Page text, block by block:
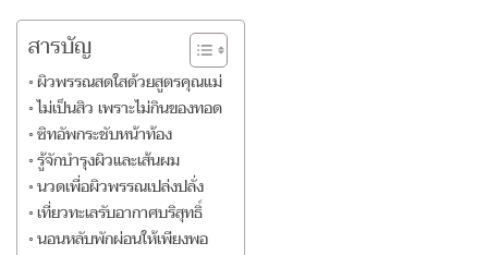
สารบัญ
ผิวพรรณสดใสด้วยสูตรคุณแม่
ไม่เป็นสิว เพราะไม่กินของทอด
ซิทอัพกระชับหน้าท้อง
รู้จักบำรุงผิวและเส้นผม
นวดเพื่อผิวพรรณเปล่งปลั่ง
เที่ยวทะเลรับอากาศบริสุทธิ์
นอนหลับพักผ่อนให้เพียงพอ